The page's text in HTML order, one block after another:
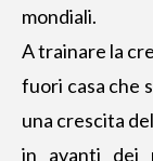
mondiali.
A trainare la
fuori casa che
una crescita
in avanti dei